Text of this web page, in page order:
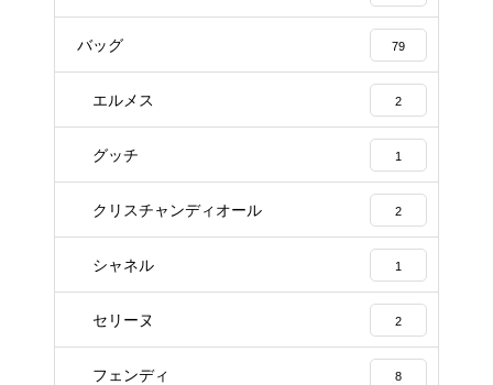
バッグ 79
エルメス 2
グッチ 1
クリスチャンディオール 2
シャネル 1
セリーヌ 2
フェンディ 8